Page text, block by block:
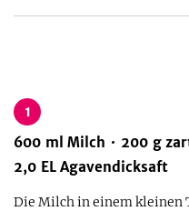
1
600 ml Milch 200 g
2,0 EL Agavendicksaft
Die Milch in einem kleinen